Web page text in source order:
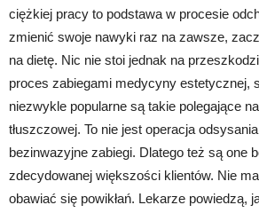
ciężkiej pracy to podstawa w procesie
zmienić swoje nawyki raz na zawsze,
na dietę. Nic nie stoi jednak na
proces zabiegami medycyny estetycznej,
niezwykle popularne są takie polegające
tłuszczowej. To nie jest operacja
bezinwazyjne zabiegi. Dlatego też są one
zdecydowanej większości klientów. Nie
obawiać się powikłań. Lekarze powiedzą,